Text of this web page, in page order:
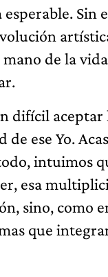
esperable. Sin
mano de la
difícil aceptar
ese Yo.
intuimos
esa
sino, como
que